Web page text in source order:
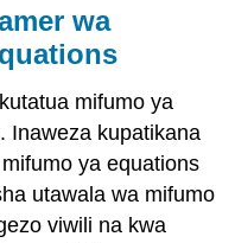
wa
mifumo ya
Inaweza kupatikana
ya equations
utawala wa mifumo
viwili na kwa